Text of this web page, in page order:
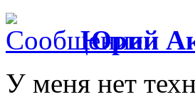
Юрий
У меня нет